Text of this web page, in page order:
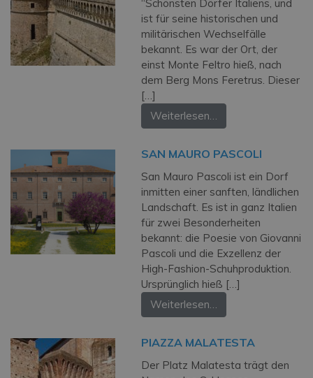
“Schönsten Dörfer Italiens, und
ist für seine historischen und
militärischen Wechselfälle
bekannt. Es war der Ort, der
einst Monte Feltro hieß, nach
dem Berg Mons Feretrus. Dieser
[…]
Weiterlesen…
SAN MAURO PASCOLI
San Mauro Pascoli ist ein Dorf
inmitten einer sanften, ländlichen
Landschaft. Es ist in ganz Italien
für zwei Besonderheiten
bekannt: die Poesie von Giovanni
Pascoli und die Exzellenz der
High-Fashion-Schuhproduktion.
Ursprünglich hieß […]
Weiterlesen…
PIAZZA MALATESTA
Der Platz Malatesta trägt den